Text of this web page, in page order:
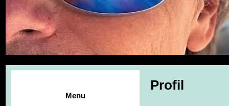
Menu
Profil